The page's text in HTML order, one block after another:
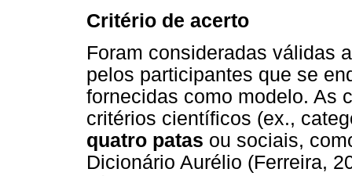
Critério de acerto
Foram consideradas válidas
pelos participantes que se
fornecidas como modelo. As
critérios científicos (ex.,
quatro patas ou sociais,
Dicionário Aurélio (Ferreira,